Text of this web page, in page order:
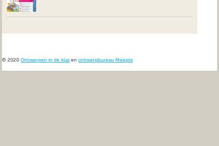
© 2020Ontwerpen in de klas enontwerpbureau Meeple